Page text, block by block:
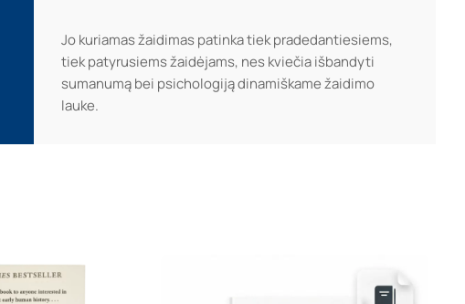
Jo kuriamas žaidimas patinka tiek pradedantiesiems,
tiek patyrusiems žaidėjams, nes kviečia išbandyti
sumanumą bei psichologiją dinamiškame žaidimo
lauke.